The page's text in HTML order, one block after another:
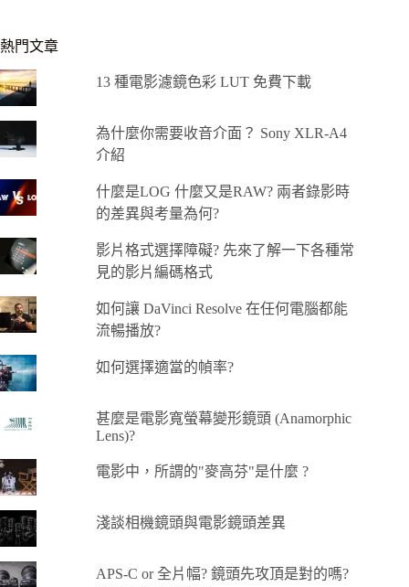
熱門文章
13 種電影濾鏡色彩 LUT 免費下載
為什麼你需要收音介面？ Sony XLR-A4
介紹
什麼是LOG 什麼又是RAW? 兩者錄影時
的差異與考量為何?
影片格式選擇障礙? 先來了解一下各種常
見的影片編碼格式
如何讓 DaVinci Resolve 在任何電腦都能
流暢播放?
如何選擇適當的幀率?
甚麼是電影寬螢幕變形鏡頭 (Anamorphic
Lens)?
電影中，所謂的"麥高芬"是什麼 ?
淺談相機鏡頭與電影鏡頭差異
APS-C or 全片幅? 鏡頭先攻頂是對的嗎?